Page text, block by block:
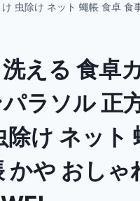
虫除け ネット 蠅帳 食卓 食
える 食卓
ラソル 正
け ネット
かや おしゃ